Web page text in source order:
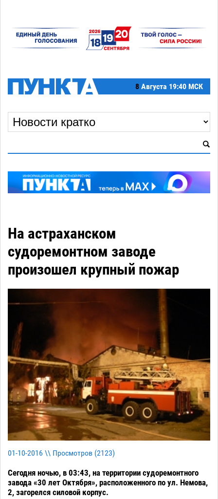
8 Августа 19:40 МСК
На астраханском
судоремонтном заводе
произошел крупный пожар
01-10-2016 \\ Просмотров (2123)
Сегодня ночью, в 03:43, на территории судоремонтного
завода «30 лет Октября», расположенного по ул. Немова,
2, загорелся силовой корпус.